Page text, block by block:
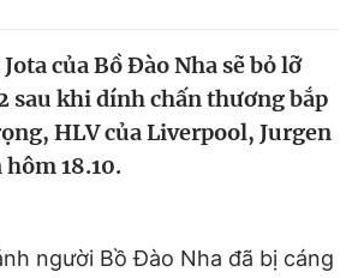
Magazine
của Bồ Đào Nha sẽ bỏ lỡ
sau khi dính chấn thương bắp
HLV của Liverpool, Jurgen
18.10.
người Bồ Đào Nha đã bị cáng